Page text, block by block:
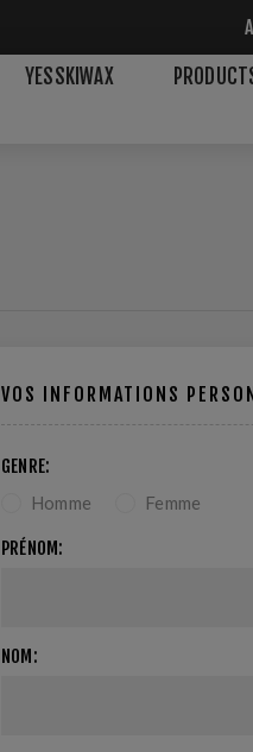
YESSKIWAX
VOS INFORMATIONS
GENRE:
Homme Femme
PRÉNOM:
NOM: